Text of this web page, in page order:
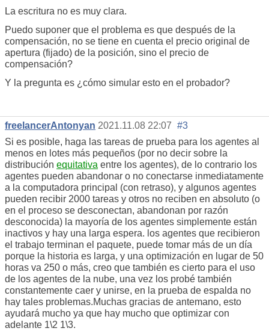
La escritura no es muy clara.
Puedo suponer que el problema es que después de la
compensación, no se tiene en cuenta el precio original de
apertura (fijado) de la posición, sino el precio de
compensación?
Y la pregunta es ¿cómo simular esto en el probador?
freelancerAntonyan 2021.11.08 22:07 #3
Si es posible, haga las tareas de prueba para los agentes al
menos en lotes más pequeños (por no decir sobre la
distribución equitativa entre los agentes), de lo contrario los
agentes pueden abandonar o no conectarse inmediatamente
a la computadora principal (con retraso), y algunos agentes
pueden recibir 2000 tareas y otros no reciben en absoluto (o
en el proceso se desconectan, abandonan por razón
desconocida) la mayoría de los agentes simplemente están
inactivos y hay una larga espera. los agentes que recibieron
el trabajo terminan el paquete, puede tomar más de un día
porque la historia es larga, y una optimización en lugar de 50
horas va 250 o más, creo que también es cierto para el uso
de los agentes de la nube, una vez los probé también
constantemente caer y unirse, en la prueba de espalda no
hay tales problemas.Muchas gracias de antemano, esto
ayudará mucho ya que hay mucho que optimizar con
adelante 1\2 1\3.